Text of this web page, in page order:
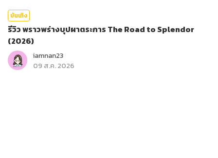
บันเทิง
รีวิว พราวพร่างบุปผาตระการ The Road to Splendor
(2026)
iamnan23
09 ส.ค. 2026